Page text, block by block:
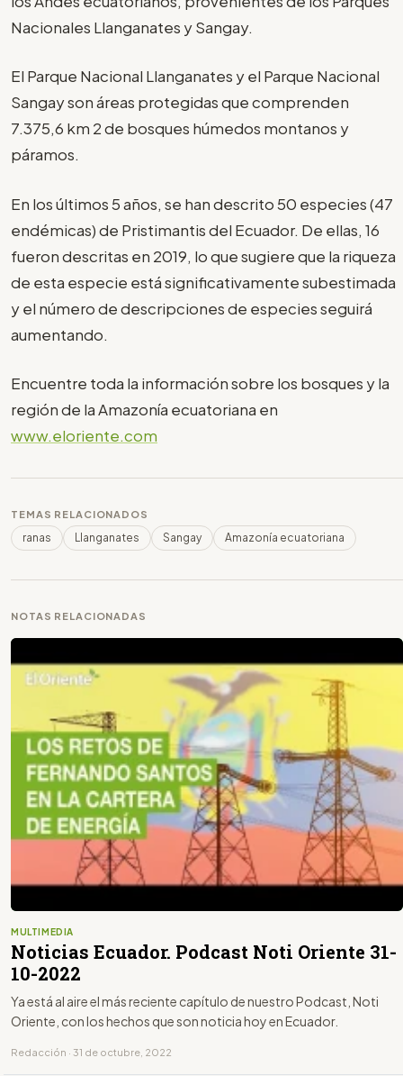
Nacionales Llanganates y Sangay.
El Parque Nacional Llanganates y el Parque Nacional
Sangay son áreas protegidas que comprenden
7.375,6 km 2 de bosques húmedos montanos y
páramos.
En los últimos 5 años, se han descrito 50 especies (47
endémicas) de Pristimantis del Ecuador. De ellas, 16
fueron descritas en 2019, lo que sugiere que la riqueza
de esta especie está significativamente subestimada
y el número de descripciones de especies seguirá
aumentando.
Encuentre toda la información sobre los bosques y la
región de la Amazonía ecuatoriana en
www.eloriente.com
TEMAS RELACIONADOS
ranas Llanganates Sangay Amazonía ecuatoriana
NOTAS RELACIONADAS
MULTIMEDIA
Noticias Ecuador. Podcast Noti Oriente 31-
10-2022
Ya está al aire el más reciente capítulo de nuestro Podcast, Noti
Oriente, con los hechos que son noticia hoy en Ecuador.
Redacción · 31 de octubre, 2022